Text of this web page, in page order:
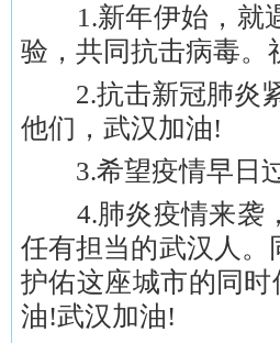
1.新年伊始，就遇
验，共同抗击病毒。
2.抗击新冠肺炎紧
他们，武汉加油!
3.希望疫情早日过
4.肺炎疫情来袭，
任有担当的武汉人
护佑这座城市的同
油!武汉加油!